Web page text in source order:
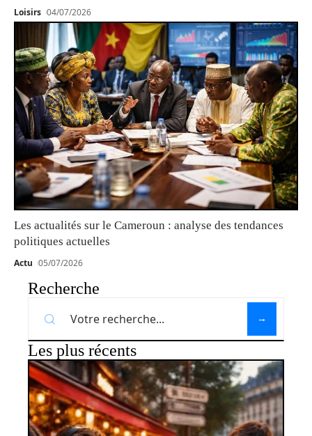
Loisirs 04/07/2026
Les actualités sur le Cameroun : analyse des tendances
politiques actuelles
Actu 05/07/2026
Recherche
Les plus récents